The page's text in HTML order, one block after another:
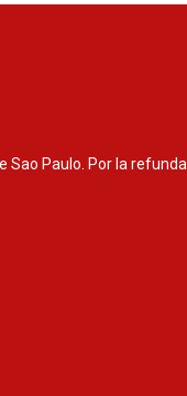
Paulo. Por la